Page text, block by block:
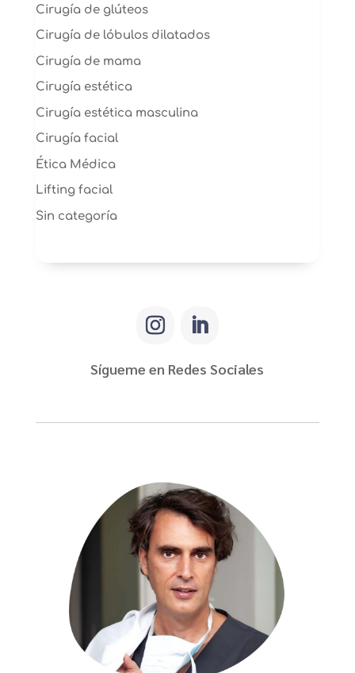
Cirugía de glúteos
Cirugía de lóbulos dilatados
Cirugía de mama
Cirugía estética
Cirugía estética masculina
Cirugía facial
Ética Médica
Lifting facial
Sin categoría
Sígueme en Redes Sociales